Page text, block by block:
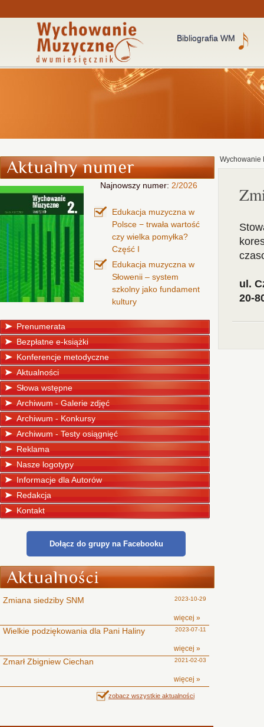
Bibliografia WM
Najnowszy numer: 2/2026
Edukacja muzyczna w
Polsce − trwała wartość
czy wielka pomyłka?
Część I
Edukacja muzyczna w
Słowenii – system
szkolny jako fundament
kultury
Prenumerata
Bezpłatne e-książki
Konferencje metodyczne
Aktualności
Słowa wstępne
Archiwum - Galerie zdjęć
Archiwum - Konkursy
Archiwum - Testy osiągnięć
Reklama
Nasze logotypy
Informacje dla Autorów
Redakcja
Kontakt
Dołącz do grupy na Facebooku
Zmiana siedziby SNM 2023-10-29
więcej »
Wielkie podziękowania dla Pani Haliny 2023-07-11
więcej »
Zmarł Zbigniew Ciechan 2021-02-03
więcej »
zobacz wszystkie aktualności
Wychowanie
ul.
20-